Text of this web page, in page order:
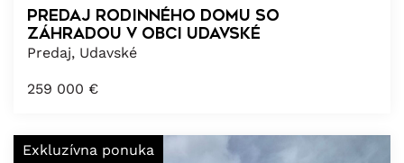
PREDAJ RODINNÉHO DOMU SO
ZÁHRADOU v obci UDAVSKÉ
Predaj, Udavské
259 000 €
Exkluzívna ponuka